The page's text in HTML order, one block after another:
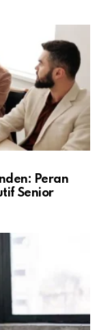
Peran
Senior